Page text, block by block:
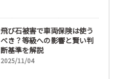
飛び石被害で車両保険は使う
べき？等級への影響と賢い判
断基準を解説
2025/11/04